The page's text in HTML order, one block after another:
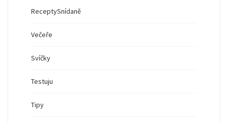
ReceptySnídaně
Večeře
Svíčky
Testuju
Tipy